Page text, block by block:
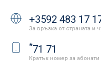
+3592 483 17
За връзка от страната и
*71 71
Кратък номер за